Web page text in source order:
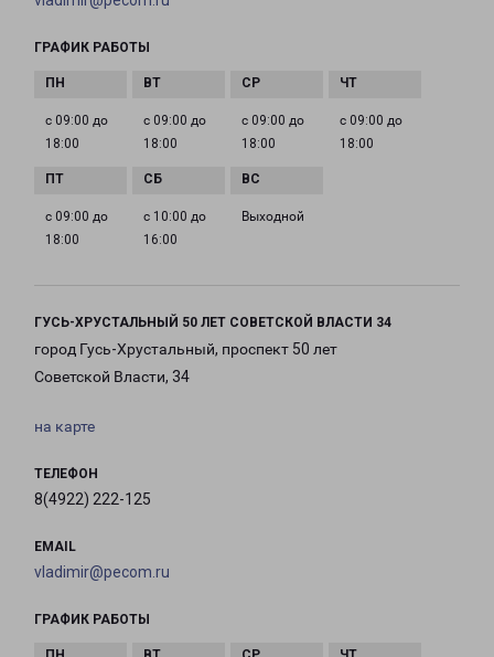
ГРАФИК РАБОТЫ
с 09:00 до
18:00
с 09:00 до
18:00
с 09:00 до
18:00
с 09:00 до
18:00
с 09:00 до
18:00
с 10:00 до
16:00
Выходной
ГУСЬ-ХРУСТАЛЬНЫЙ 50 ЛЕТ СОВЕТСКОЙ ВЛАСТИ 34
город Гусь-Хрустальный, проспект 50 лет
Советской Власти, 34
на карте
ТЕЛЕФОН
8(4922) 222-125
EMAIL
vladimir@pecom.ru
ГРАФИК РАБОТЫ